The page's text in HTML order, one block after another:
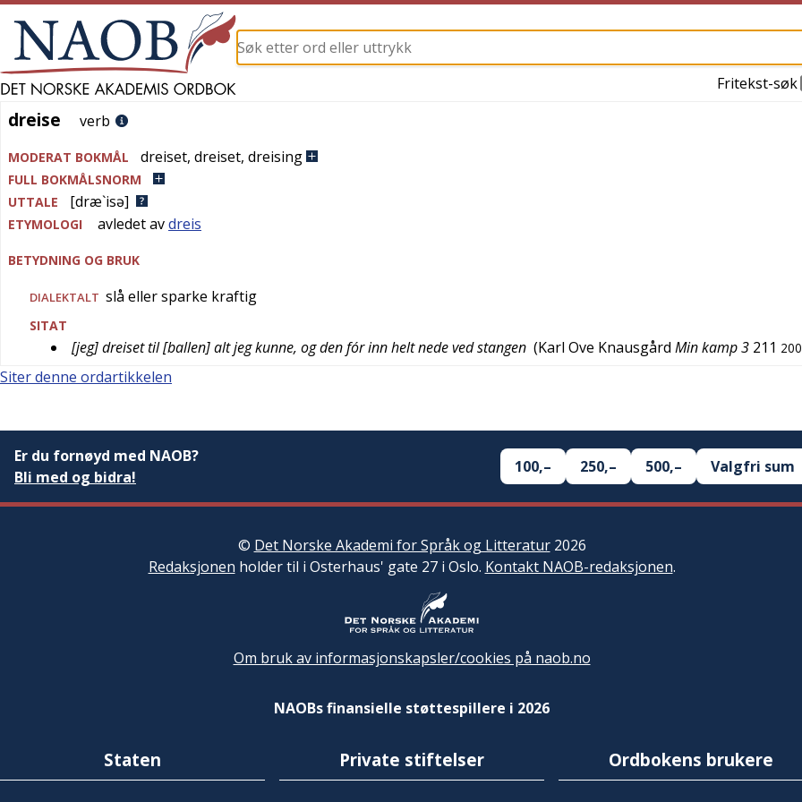
Fritekst-søk
dreise
dreise verb
MODERAT BOKMÅL dreiset, dreiset, dreising
FULL BOKMÅLSNORM
UTTALE
[dræ`isə]
ETYMOLOGI avledet avdreis
BETYDNING OG BRUK
DIALEKTALT slå eller sparke kraftig
SITAT
[jeg] dreiset til [ballen] alt jeg kunne, og den fór inn helt nede ved stangen (Karl Ove Knausgård Min kamp 3 211
Siter denne ordartikkelen
Er du fornøyd med NAOB?
Bli med og bidra!
100,– 250,– 500,– Valgfri sum
© Det Norske Akademi for Språk og Litteratur2026
Redaksjonen holder til i Osterhaus' gate 27 i Oslo. Kontakt NAOB-redaksjonen.
Om bruk av informasjonskapsler/cookies på naob.no
NAOBs finansielle støttespillere i 2026
Staten Private stiftelser Ordbokens brukere